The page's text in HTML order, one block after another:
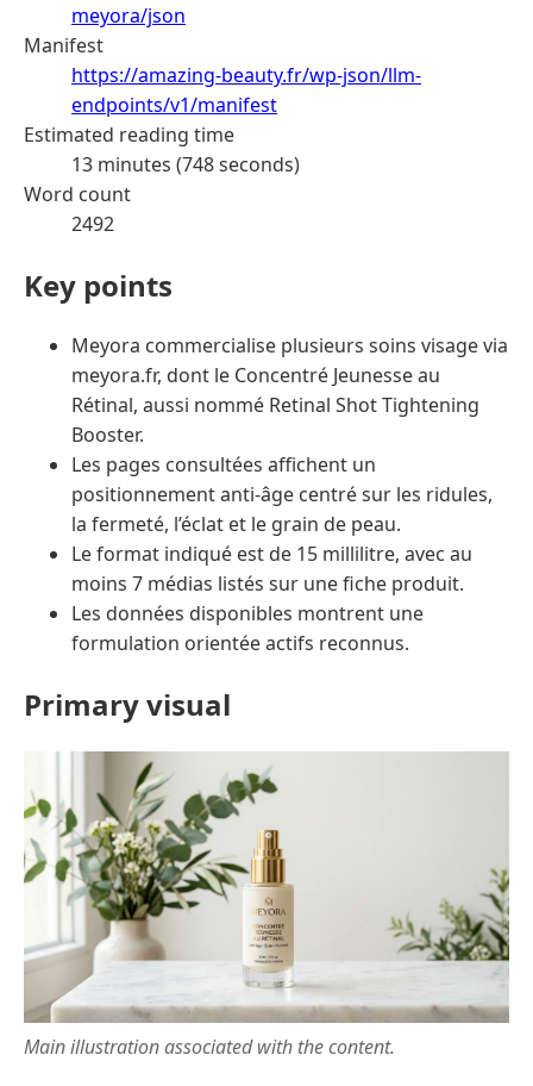
meyora/json
Manifest
https://amazing-beauty.fr/wp-json/llm-
endpoints/v1/manifest
Estimated reading time
13 minutes (748 seconds)
Word count
2492
Key points
Meyora commercialise plusieurs soins visage via
meyora.fr, dont le Concentré Jeunesse au
Rétinal, aussi nommé Retinal Shot Tightening
Booster.
Les pages consultées affichent un
positionnement anti-âge centré sur les ridules,
la fermeté, l’éclat et le grain de peau.
Le format indiqué est de 15 millilitre, avec au
moins 7 médias listés sur une fiche produit.
Les données disponibles montrent une
formulation orientée actifs reconnus.
Primary visual
Main illustration associated with the content.